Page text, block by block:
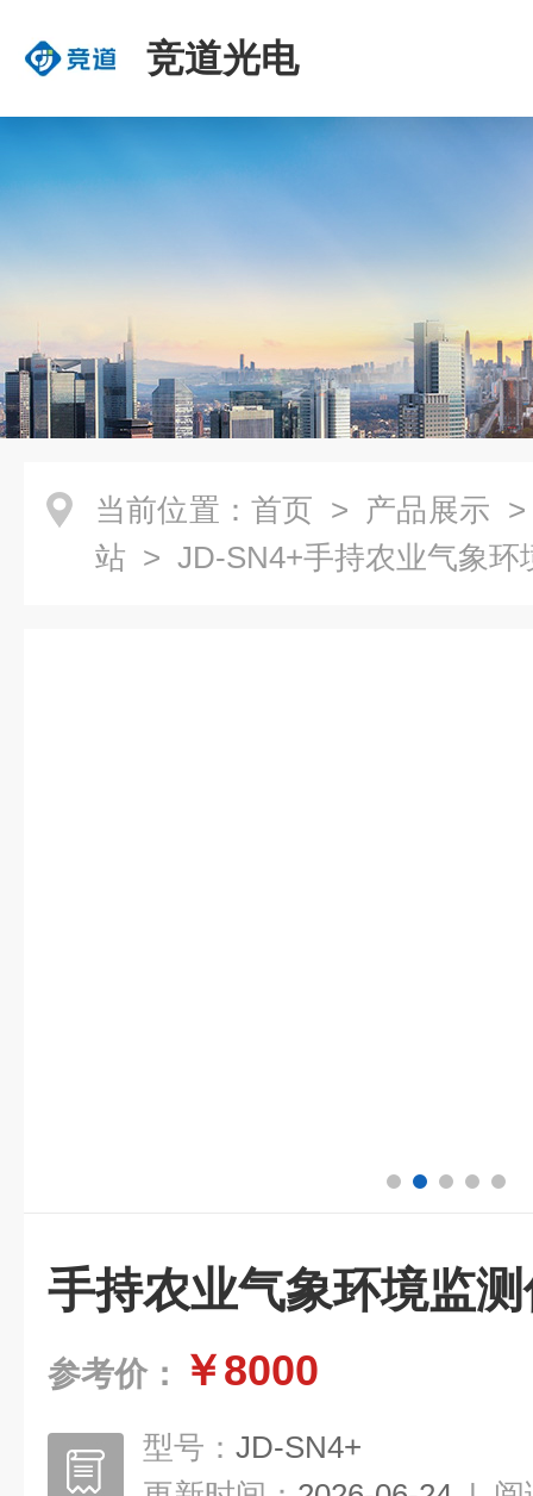
竞道光电
当前位置： 首页 > 产品展示
站 > JD-SN4+手持农业气象环
手持农业气象环境监
参考价： ￥8000
型号： JD-SN4+